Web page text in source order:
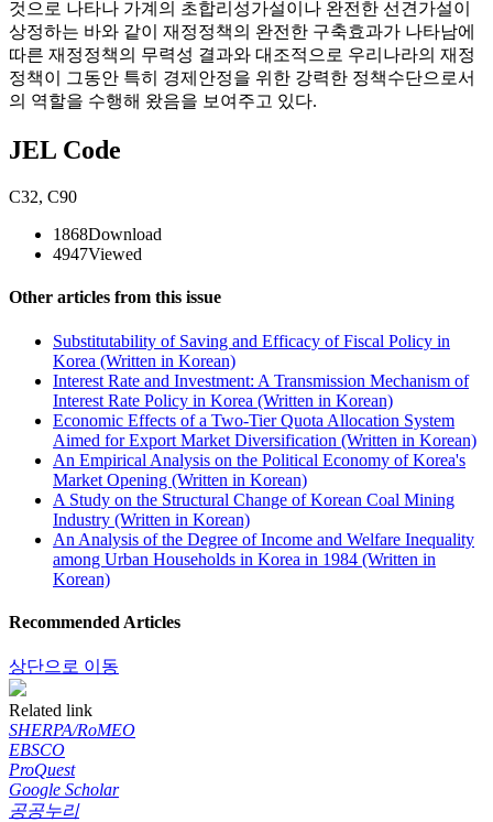
것으로 나타나 가계의 초합리성가설이나 완전한 선견가설이
상정하는 바와 같이 재정정책의 완전한 구축효과가 나타남에
따른 재정정책의 무력성 결과와 대조적으로 우리나라의 재정
정책이 그동안 특히 경제안정을 위한 강력한 정책수단으로서
의 역할을 수행해 왔음을 보여주고 있다.
JEL Code
C32, C90
1868Download
4947Viewed
Other articles from this issue
Substitutability of Saving and Efficacy of Fiscal Policy in
Korea (Written in Korean)
Interest Rate and Investment: A Transmission Mechanism of
Interest Rate Policy in Korea (Written in Korean)
Economic Effects of a Two-Tier Quota Allocation System
Aimed for Export Market Diversification (Written in Korean)
An Empirical Analysis on the Political Economy of Korea's
Market Opening (Written in Korean)
A Study on the Structural Change of Korean Coal Mining
Industry (Written in Korean)
An Analysis of the Degree of Income and Welfare Inequality
among Urban Households in Korea in 1984 (Written in
Korean)
Recommended Articles
상단으로 이동
Related link
SHERPA/RoMEO
EBSCO
ProQuest
Google Scholar
공공누리